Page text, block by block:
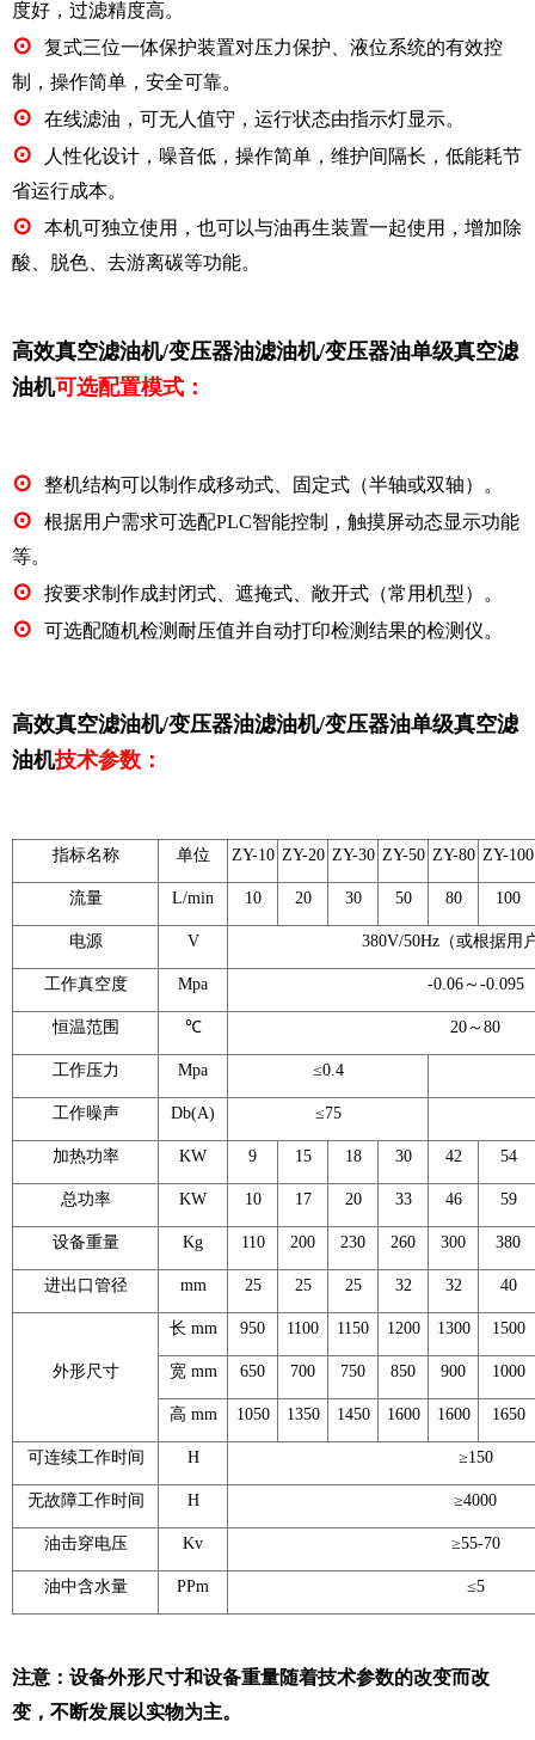
度好，过滤精度高。
⊙
复式三位一体保护装置对压力保护、液位系统的有效控
制，操作简单，安全可靠。
⊙ 在线滤油，可无人值守 ，运行状态由指示灯显示。
⊙ 人性化设计 ，噪音低，操作简单，维护间隔长，低能耗节
省运行成本。
⊙ 本机可独立使用 ，也可以与油再生装置一起使用，增加除
酸、脱色、去游离碳等功能。
高效真空滤油机/变压器油滤油机/变压器油单级真空滤
油机可选配置模式：
⊙ 整机结构可以制作成移动式、固定式（半轴或双轴）。
⊙
根据用户需求可选配PLC智能控制，触摸屏动态显示功能
等。
⊙ 按要求制作成封闭式、遮掩式、敞开式（常用机型）。
⊙ 可选配随机检测耐压值并自动打印检测结果的检测仪。
高效真空滤油机/变压器油滤油机/变压器油单级真空滤
油机技术参数：
指标名称 单位 ZY-10 ZY-20 ZY-30 ZY-50 ZY-80 ZY-100
流量 L/min 10 20 30 50 80 100
电源 V 380V/50Hz（或根据用
工作真空度 Mpa -0.06～-0.095
恒温范围 ℃ 20～80
工作压力 Mpa ≤0.4
工作噪声 Db(A) ≤75
加热功率 KW 9 15 18 30 42 54
总功率 KW 10 17 20 33 46 59
设备重量 Kg 110 200 230 260 300 380
进出口管径 mm 25 25 25 32 32 40
外形尺寸
长 mm 950 1100 1150 1200 1300 1500
宽 mm 650 700 750 850 900 1000
高 mm 1050 1350 1450 1600 1600 1650
可连续工作时间 H ≥150
无故障工作时间 H ≥4000
油击穿电压 Kv ≥55-70
油中含水量 PPm ≤5
注意：设备外形尺寸和设备重量随着技术参数的改变而改
变，不断发展以实物为主。